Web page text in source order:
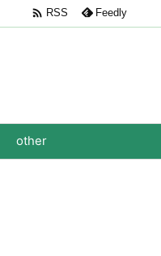
other
 RSS Feedly